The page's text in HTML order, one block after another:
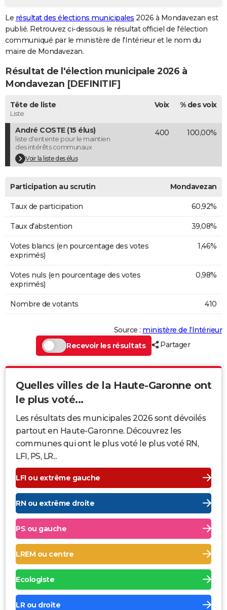
GUIDES D'ACHAT
BONS PLANS
CARTE DE VOEUX
Dictionnaire
Biographies
Citations
Expressions
Proverbes
PROGRAMME TV
COPAINS D'AVANT
S'inscrire
Se connecter
Lycées
Collèges
Primaires
Universités
Entreprises
Service militaire
Avis de recherche
AVIS DE DÉCÈS
Le résultat des élections municipales 2026 à Mondavezan est
publié. Retrouvez ci-dessous le résultat officiel de l'élection
communiqué par le ministère de l'Intérieur et le nom du
maire de Mondavezan.
Résultat de l'élection municipale 2026 à
Mondavezan [DEFINITIF]
Tête de liste
Liste
Voix % des voix
André COSTE (15 élus)
liste d'entente pour le maintien
des intérêts communaux
Voir la liste des élus
400 100,00%
Participation au scrutin Mondavezan
Taux de participation 60,92%
Taux d'abstention 39,08%
Votes blancs (en pourcentage des votes
exprimés)
1,46%
Votes nuls (en pourcentage des votes
exprimés)
0,98%
Nombre de votants 410
Source : ministère de l’Intérieur
Recevoir les résultats
Partager
Quelles villes de la Haute-Garonne ont
le plus voté...
Les résultats des municipales 2026 sont dévoilés
partout en Haute-Garonne. Découvrez les
communes qui ont le plus voté le plus voté RN,
LFI, PS, LR...
LFI ou extrême gauche
RN ou extrême droite
PS ou gauche
LREM ou centre
Ecologiste
LR ou droite